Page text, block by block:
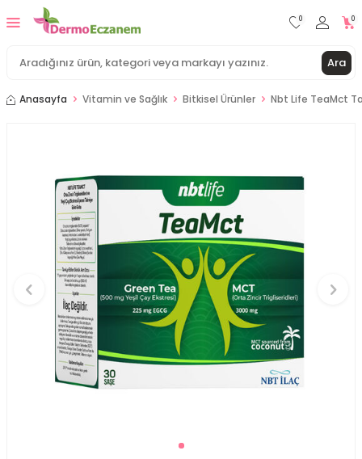
Ara
0 0
Anasayfa Vitamin ve Sağlık Bitkisel Ürünler Nbt Life TeaMct